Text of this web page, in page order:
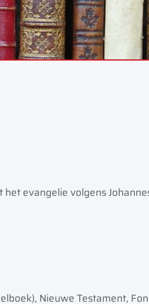
evangelie volgens
Nieuwe Testament,